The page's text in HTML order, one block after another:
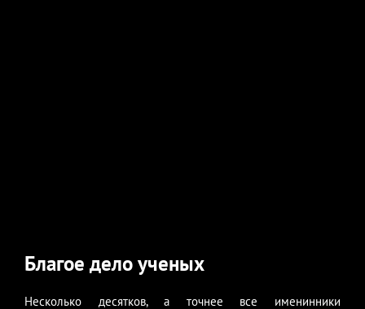
Благое дело ученых
Несколько десятков, а точнее все именинники